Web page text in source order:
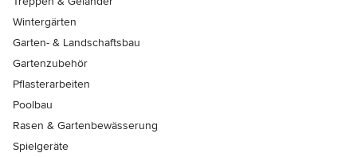
Wintergärten
Garten- & Landschaftsbau
Gartenzubehör
Pflasterarbeiten
Poolbau
Rasen & Gartenbewässerung
Spielgeräte